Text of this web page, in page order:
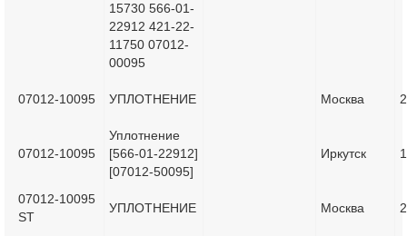
15730 566-01-
22912 421-22-
11750 07012-
00095
07012-10095 УПЛОТНЕНИЕ Москва
07012-10095
Уплотнение
[566-01-22912]
[07012-50095]
Иркутск
07012-10095
ST
УПЛОТНЕНИЕ Москва